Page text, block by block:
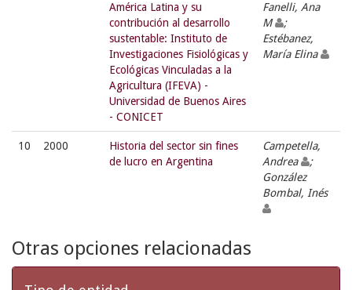
América Latina y su
contribución al desarrollo
sustentable: Instituto de
Investigaciones Fisiológicas y
Ecológicas Vinculadas a la
Agricultura (IFEVA) -
Universidad de Buenos Aires
- CONICET
Fanelli, Ana
M
;
Estébanez,
María Elina
10 2000
Historia del sector sin fines
de lucro en Argentina
Campetella,
Andrea
;
González
Bombal, Inés
Otras opciones relacionadas